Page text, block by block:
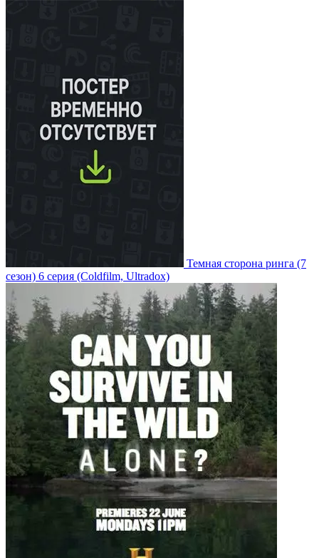
Темная сторона ринга (7
сезон) 6 серия (Coldfilm, Ultradox)